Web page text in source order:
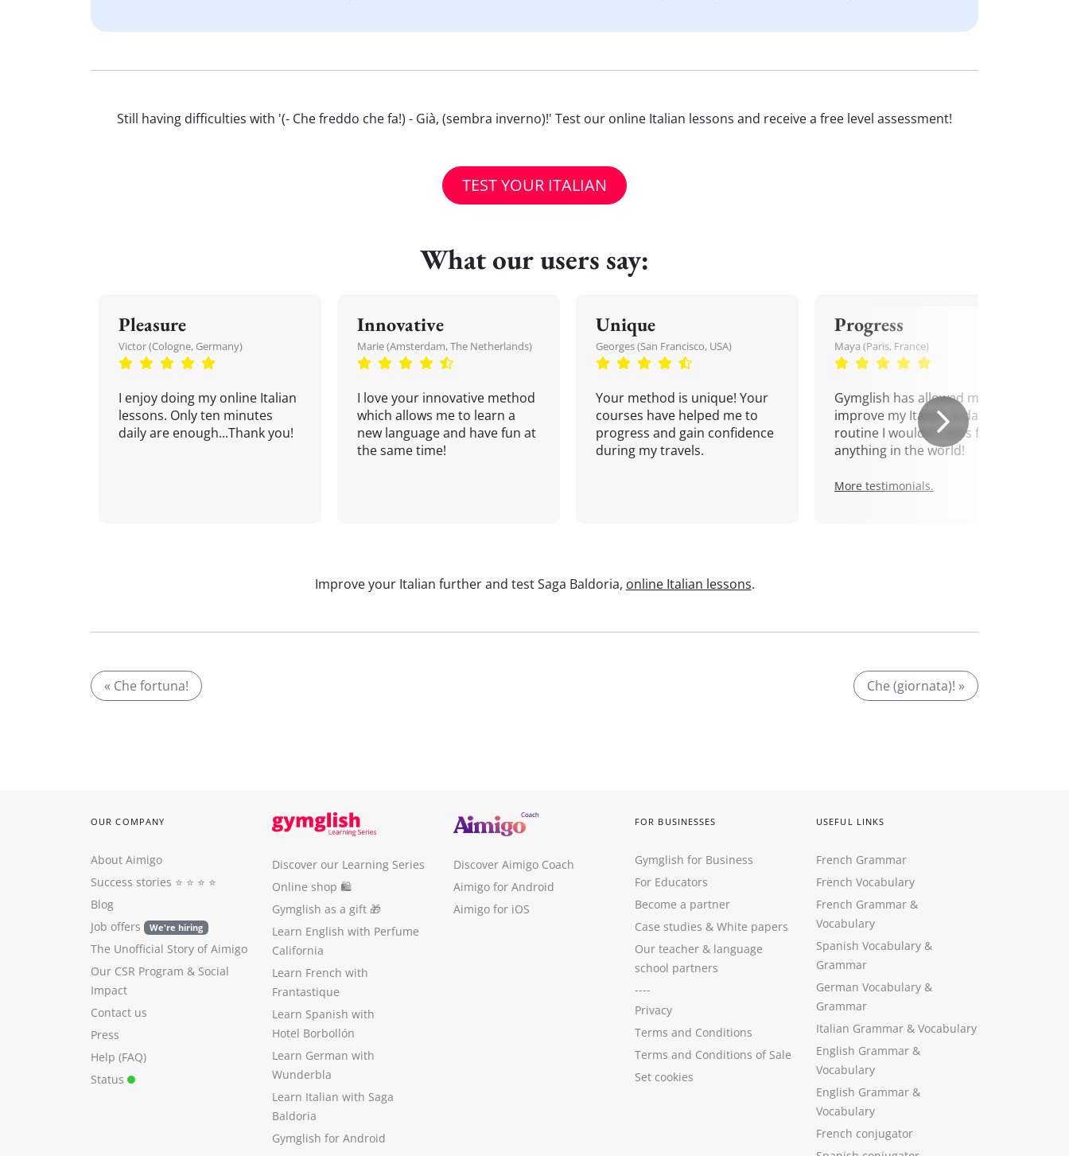
Still having difficulties with '(- Che freddo che fa!) - Già, (sembra inverno)!' Test our online Italian lessons and receive a free level assessment!
TEST YOUR ITALIAN
What our users say:
Pleasure
Victor (Cologne, Germany)
I enjoy doing my online Italian
lessons. Only ten minutes
daily are enough...Thank you!
Innovative
Marie (Amsterdam, The Netherlands)
I love your innovative method
which allows me to learn a
new language and have fun at
the same time!
Unique
Georges (San Francisco, USA)
Your method is unique! Your
courses have helped me to
progress and gain confidence
during my travels.
Progress
Maya (Paris, France)
Gymglish has allowed me to
improve my Italian. A daily
routine I wouldn't miss for
anything in the world!
More testimonials.
Improve your Italian further and test Saga Baldoria, online Italian lessons.
« Che fortuna! Che (giornata)! »
OUR COMPANY
About Aimigo
Success stories ⭐️ ⭐️ ⭐️ ⭐️
Blog
Job offers
We're hiring
The Unofficial Story of Aimigo
Our CSR Program & Social
Impact
Contact us
Press
Help (FAQ)
Status
Discover our Learning Series
Online shop 🛍
Gymglish as a gift 🎁
Learn English with Perfume
California
Learn French with
Frantastique
Learn Spanish with
Hotel Borbollón
Learn German with
Wunderbla
Learn Italian with Saga
Baldoria
Gymglish for Android
Discover Aimigo Coach
Aimigo for Android
Aimigo for iOS
FOR BUSINESSES
Gymglish for Business
For Educators
Become a partner
Case studies & White papers
Our teacher & language
school partners
----
Privacy
Terms and Conditions
Terms and Conditions of Sale
Set cookies
USEFUL LINKS
French Grammar
French Vocabulary
French Grammar &
Vocabulary
Spanish Vocabulary &
Grammar
German Vocabulary &
Grammar
Italian Grammar & Vocabulary
English Grammar &
Vocabulary
English Grammar &
Vocabulary
French conjugator